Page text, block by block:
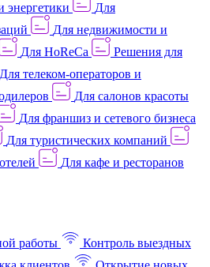
Для
Для недвижимости и
Для HoReCa
Решения для
Для телеком-операторов и
Для салонов красоты
Для франшиз и сетевого бизнеса
Для туристических компаний
Для кафе и ресторанов
работы
Контроль выездных